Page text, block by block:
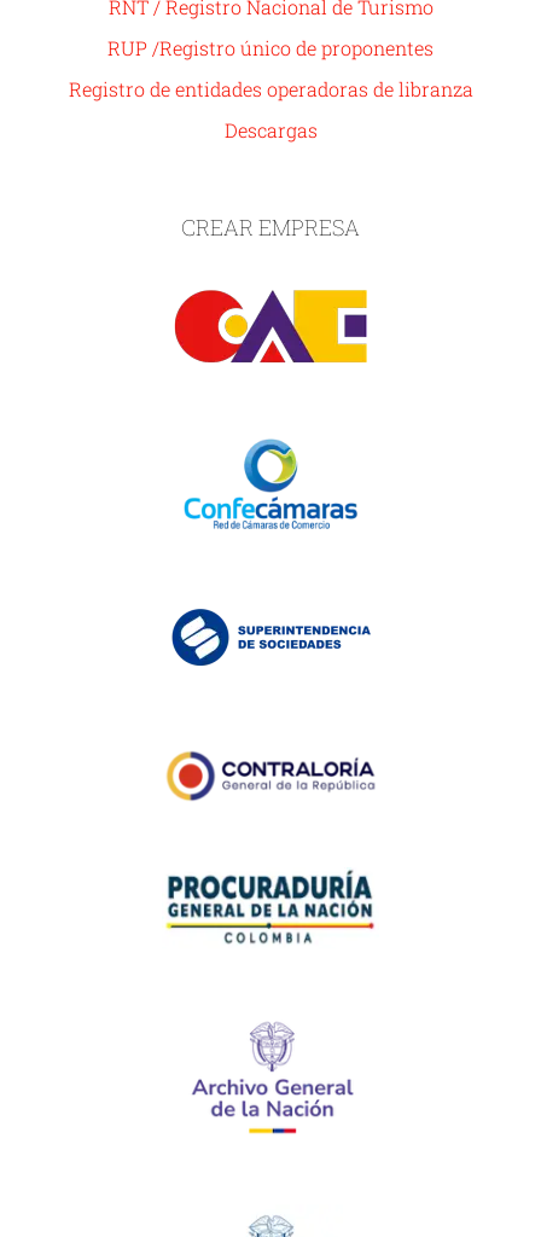
RNT / Registro Nacional de Turismo
RUP /Registro único de proponentes
Registro de entidades operadoras de libranza
Descargas
CREAR EMPRESA